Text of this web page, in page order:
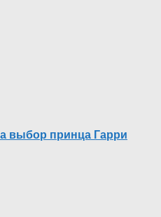
выбор принца Гарри